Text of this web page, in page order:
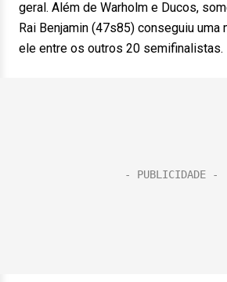
geral. Além de Warholm e Ducos,
Rai Benjamin (47s85) conseguiu uma
ele entre os outros 20 semifinalistas.